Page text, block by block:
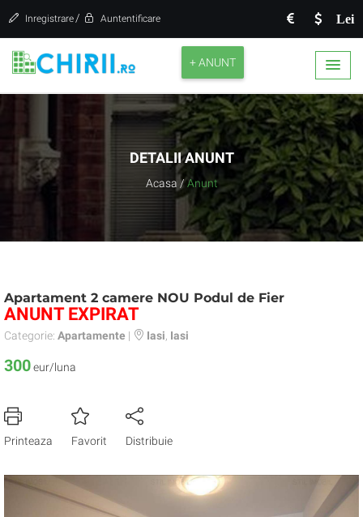
Lei
Inregistrare / Auntentificare
+ ANUNT
DETALII ANUNT
Acasa / Anunt
Apartament 2 camere NOU Podul de Fier
ANUNT EXPIRAT
Categorie: Apartamente | Iasi Iasi
300eur/luna
Printeaza Favorit Distribuie